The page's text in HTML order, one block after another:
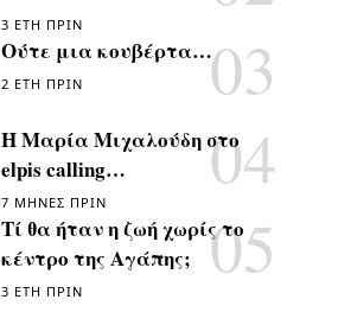
3 ΈΤΗ ΠΡΙΝ
Ούτε μια κουβέρτα…
2 ΈΤΗ ΠΡΙΝ
Η Μαρία Μιχαλούδη στο
elpis calling…
7 ΜΉΝΕΣ ΠΡΙΝ
Τί θα ήταν η ζωή χωρίς το
κέντρο της Αγάπης;
3 ΈΤΗ ΠΡΙΝ